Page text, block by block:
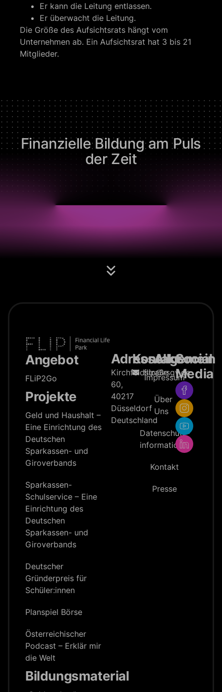
Er kann die Leitung entlassen.
Er überwacht die Leitung.
Die Größe des Aufsichtsrats hängt vom
Unternehmen ab. Ein Aufsichtsrat hat 3 bis 21
Mitglieder.
Finanzielle Bildung am Puls
der Zeit
Angebot
FLiP2Go
Projekte
Geld und Haushalt –
Eine Einrichtung des
Deutschen
Sparkassen- und
Giroverbands
Sparkassen-
Schulservice – Eine
Einrichtung des
Deutschen
Sparkassen- und
Giroverbands
Deutscher
Gründerpreis für
Schüler:innen
Planspiel Börse
Österreichischer
Podcast – Erklär mir
die Welt
Bildungsmaterial
Adresse
Kirchfeldstraße
60,
40217
Düsseldorf
Deutschland
Kontakt
flip@rsgv.de
Allgemein
Impressum
Über
Uns
Datenschutz­
information
Kontakt
Presse
Social
Media